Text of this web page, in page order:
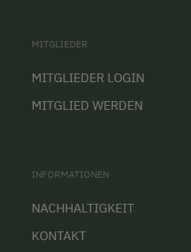
MITGLIEDER
MITGLIEDER LOGIN
MITGLIED WERDEN
INFORMATIONEN
NACHHALTIGKEIT
KONTAKT